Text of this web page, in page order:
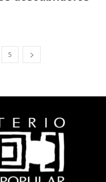
5